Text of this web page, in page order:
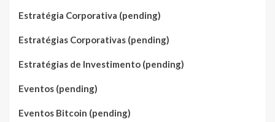
Estratégia Corporativa (pending)
Estratégias Corporativas (pending)
Estratégias de Investimento (pending)
Eventos (pending)
Eventos Bitcoin (pending)